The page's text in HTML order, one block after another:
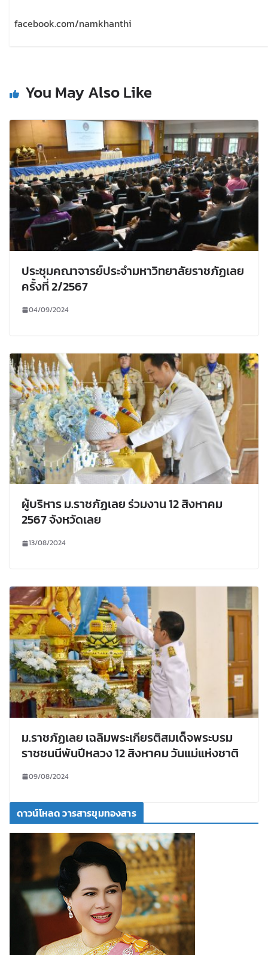
facebook.com/namkhanthi
You May Also Like
ประชุมคณาจารย์ประจำมหาวิทยาลัยราชภัฏเลย
ครั้งที่ 2/2567
04/09/2024
ผู้บริหาร ม.ราชภัฏเลย ร่วมงาน 12 สิงหาคม
2567 จังหวัดเลย
13/08/2024
ม.ราชภัฏเลย เฉลิมพระเกียรติสมเด็จพระบรม
ราชชนนีพันปีหลวง 12 สิงหาคม วันแม่แห่งชาติ
09/08/2024
ดาวน์โหลด วารสารขุมทองสาร